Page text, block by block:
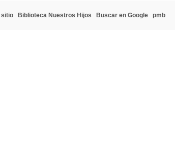
sitio Biblioteca Nuestros Hijos Buscar en Google pmb